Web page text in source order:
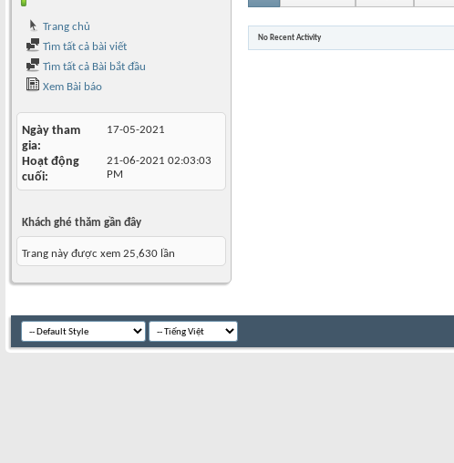
Trang chủ
Tìm tất cả bài viết
Tìm tất cả Bài bắt đầu
Xem Bài báo
Ngày tham
gia
17-05-2021
Hoạt động
cuối
21-06-2021 02:03:03
PM
Khách ghé thăm gần đây
Trang này được xem 25,630 lần
No Recent Activity